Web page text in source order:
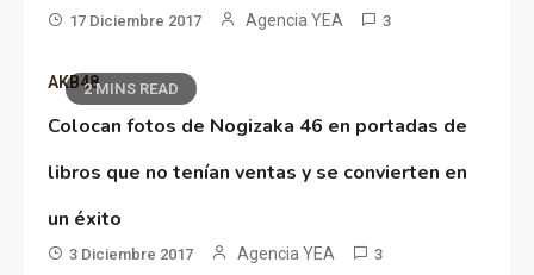
17 Diciembre 2017 Agencia YEA 3
2 MINS READ
AKB48
Colocan fotos de Nogizaka 46 en portadas de
libros que no tenían ventas y se convierten en
un éxito
3 Diciembre 2017 Agencia YEA 3